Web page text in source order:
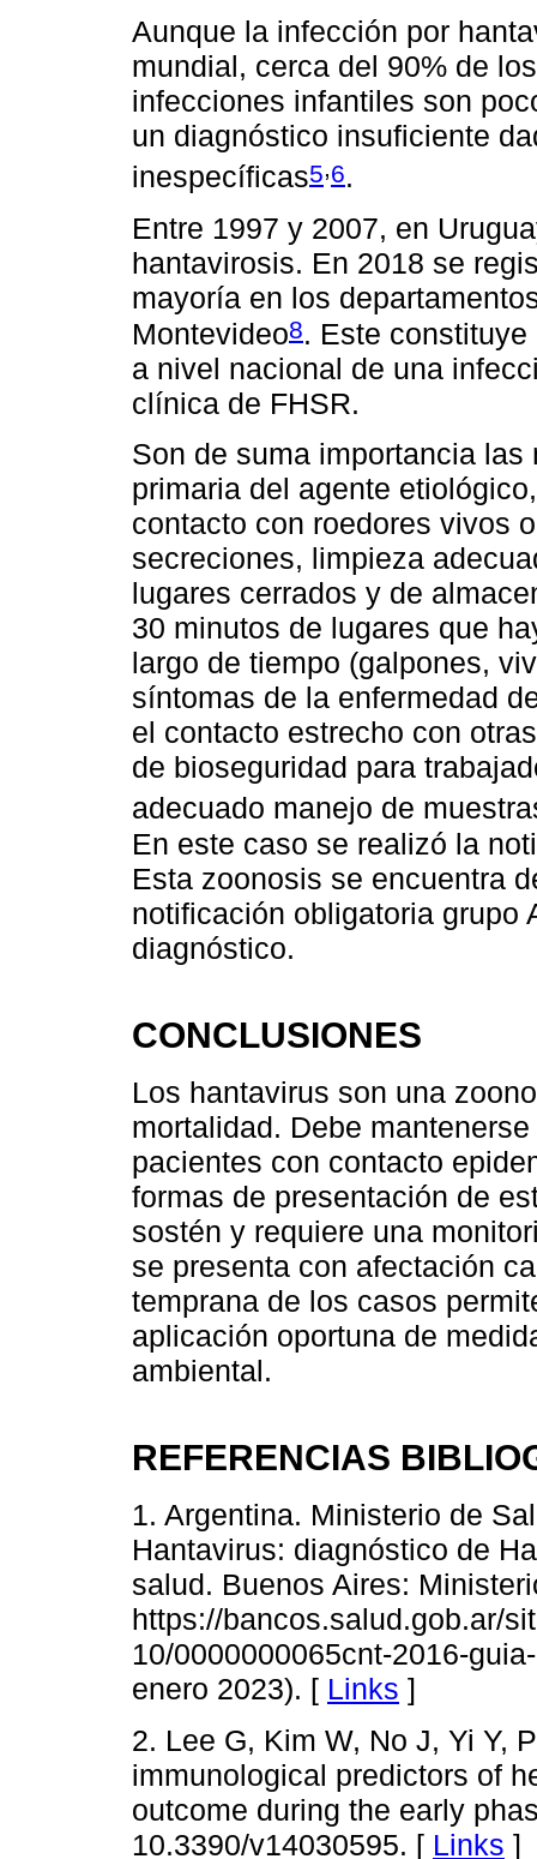
Aunque la infección por
mundial, cerca del 90% de
infecciones infantiles son
un diagnóstico insuficiente
inespecíficas5,6.
Entre 1997 y 2007, en
hantavirosis. En 2018 se
mayoría en los
Montevideo8. Este
a nivel nacional de una
clínica de FHSR.
Son de suma importancia
primaria del agente
contacto con roedores vivos
secreciones, limpieza
lugares cerrados y de
30 minutos de lugares que
largo de tiempo (galpones,
síntomas de la enfermedad
el contacto estrecho con
de bioseguridad para
adecuado manejo de
En este caso se realizó la
Esta zoonosis se encuentra
notificación obligatoria grupo
diagnóstico.
CONCLUSIONES
Los hantavirus son una
mortalidad. Debe
pacientes con contacto
formas de presentación de
sostén y requiere una
se presenta con afectación
temprana de los casos
aplicación oportuna de
ambiental.
REFERENCIAS
1. Argentina. Ministerio de
Hantavirus: diagnóstico de
salud. Buenos Aires:
https://bancos.salud.gob.ar/
10/0000000065cnt-2016-
enero 2023). [ Links ]
2. Lee G, Kim W, No J, Yi Y,
immunological predictors of
outcome during the early
10.3390/v14030595. [ Links ]